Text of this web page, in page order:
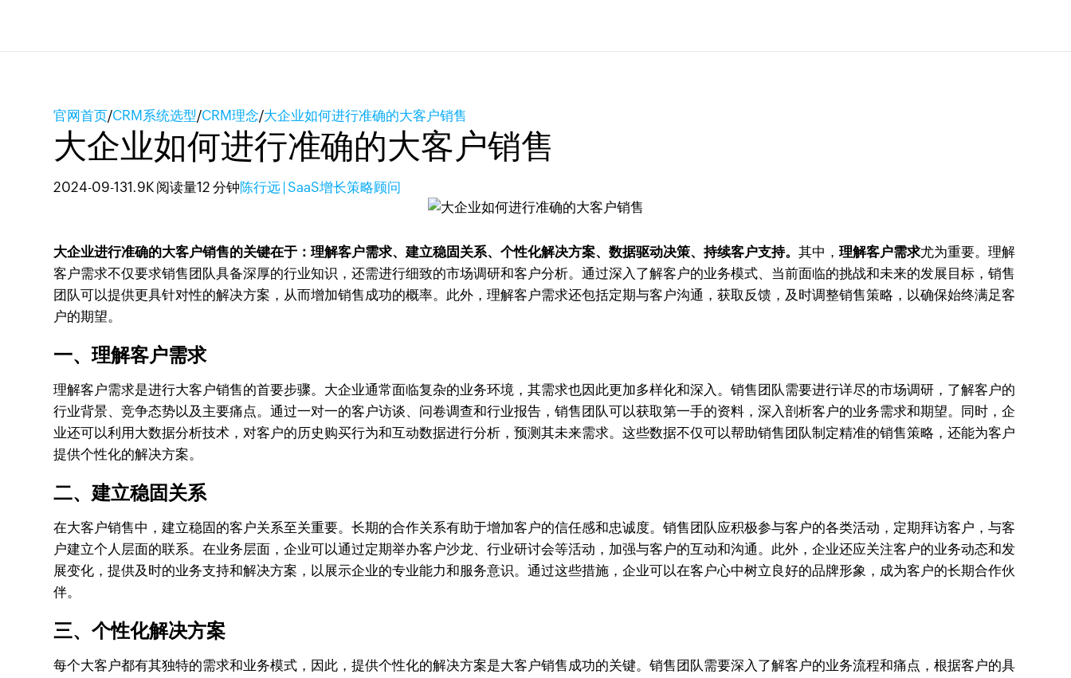
官网首页/CRM系统选型/CRM理念/大企业如何进行准确的大客户销售
大企业如何进行准确的大客户销售
2024-09-131.9K 阅读量12 分钟陈行远 | SaaS增长策略顾问
大企业进行准确的大客户销售的关键在于：理解客户需求、建立稳固关系、个性化解决方案、数据驱动决策、持续客户支持。其中，理解客户需求尤为重要。理解
客户需求不仅要求销售团队具备深厚的行业知识，还需进行细致的市场调研和客户分析。通过深入了解客户的业务模式、当前面临的挑战和未来的发展目标，销售
团队可以提供更具针对性的解决方案，从而增加销售成功的概率。此外，理解客户需求还包括定期与客户沟通，获取反馈，及时调整销售策略，以确保始终满足客
户的期望。
一、理解客户需求
理解客户需求是进行大客户销售的首要步骤。大企业通常面临复杂的业务环境，其需求也因此更加多样化和深入。销售团队需要进行详尽的市场调研，了解客户的
行业背景、竞争态势以及主要痛点。通过一对一的客户访谈、问卷调查和行业报告，销售团队可以获取第一手的资料，深入剖析客户的业务需求和期望。同时，企
业还可以利用大数据分析技术，对客户的历史购买行为和互动数据进行分析，预测其未来需求。这些数据不仅可以帮助销售团队制定精准的销售策略，还能为客户
提供个性化的解决方案。
二、建立稳固关系
在大客户销售中，建立稳固的客户关系至关重要。长期的合作关系有助于增加客户的信任感和忠诚度。销售团队应积极参与客户的各类活动，定期拜访客户，与客
户建立个人层面的联系。在业务层面，企业可以通过定期举办客户沙龙、行业研讨会等活动，加强与客户的互动和沟通。此外，企业还应关注客户的业务动态和发
展变化，提供及时的业务支持和解决方案，以展示企业的专业能力和服务意识。通过这些措施，企业可以在客户心中树立良好的品牌形象，成为客户的长期合作伙
伴。
三、个性化解决方案
每个大客户都有其独特的需求和业务模式，因此，提供个性化的解决方案是大客户销售成功的关键。销售团队需要深入了解客户的业务流程和痛点，根据客户的具